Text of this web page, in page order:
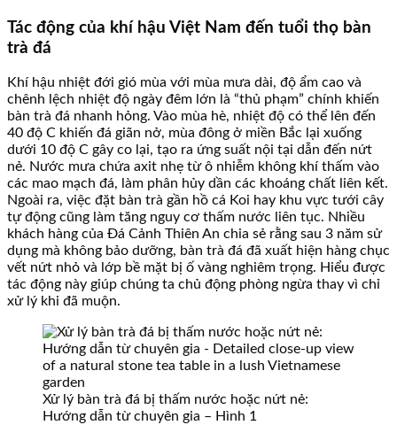
Tác động của khí hậu Việt Nam đến tuổi thọ bàn
trà đá
Khí hậu nhiệt đới gió mùa với mùa mưa dài, độ ẩm cao và
chênh lệch nhiệt độ ngày đêm lớn là “thủ phạm” chính khiến
bàn trà đá nhanh hỏng. Vào mùa hè, nhiệt độ có thể lên đến
40 độ C khiến đá giãn nở, mùa đông ở miền Bắc lại xuống
dưới 10 độ C gây co lại, tạo ra ứng suất nội tại dẫn đến nứt
nẻ. Nước mưa chứa axit nhẹ từ ô nhiễm không khí thấm vào
các mao mạch đá, làm phân hủy dần các khoáng chất liên kết.
Ngoài ra, việc đặt bàn trà gần hồ cá Koi hay khu vực tưới cây
tự động cũng làm tăng nguy cơ thấm nước liên tục. Nhiều
khách hàng của Đá Cảnh Thiên An chia sẻ rằng sau 3 năm sử
dụng mà không bảo dưỡng, bàn trà đá đã xuất hiện hàng chục
vết nứt nhỏ và lớp bề mặt bị ố vàng nghiêm trọng. Hiểu được
tác động này giúp chúng ta chủ động phòng ngừa thay vì chỉ
xử lý khi đã muộn.
Xử lý bàn trà đá bị thấm nước hoặc nứt nẻ:
Hướng dẫn từ chuyên gia – Hình 1